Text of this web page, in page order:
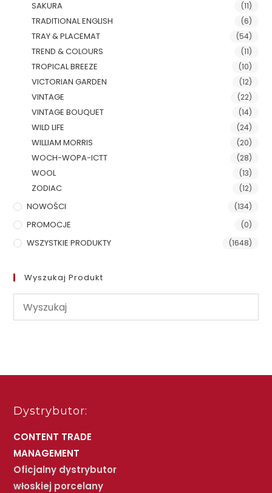
SAKURA (11)
TRADITIONAL ENGLISH (6)
TRAY & PLACEMAT (54)
TREND & COLOURS (11)
TROPICAL BREEZE (10)
VICTORIAN GARDEN (12)
VINTAGE (22)
VINTAGE BOUQUET (14)
WILD LIFE (24)
WILLIAM MORRIS (20)
WOCH-WOPA-ICTT (28)
WOOL (13)
ZODIAC (12)
NOWOŚCI (134)
PROMOCJE (0)
WSZYSTKIE PRODUKTY (1648)
Wyszukaj Produkt
Dystrybutor:
CONTENT TRADE
MANAGEMENT
Oficjalny dystrybutor
włoskiej porcelany